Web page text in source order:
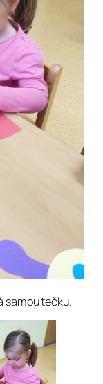
samou tečku.